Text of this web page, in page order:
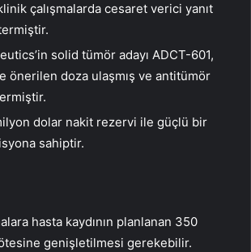
çalışmalarda cesaret verici yanıt
solid tümör adayı ADCT-601,
önerilen doza ulaşmış ve antitümör
dolar nakit rezervi ile güçlü bir
sahiptir.
hasta kaydının planlanan 350
ötesine genişletilmesi gerekebilir.